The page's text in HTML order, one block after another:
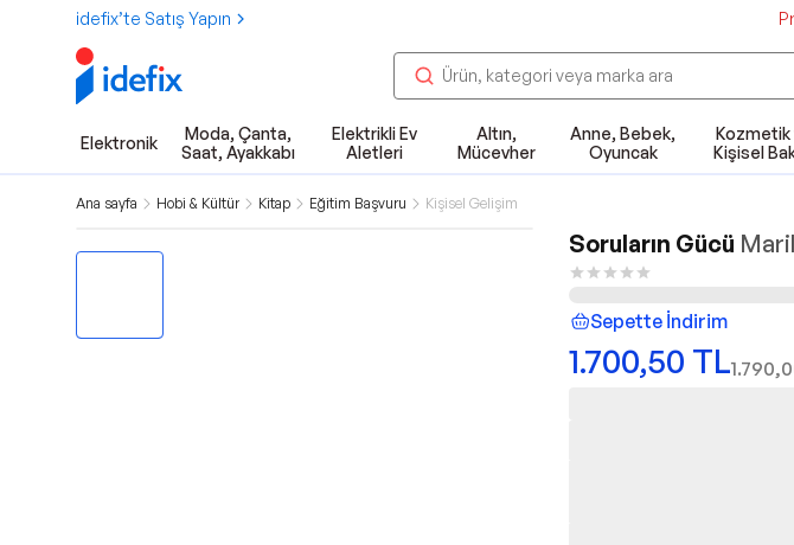
idefix’te Satış Yapın
Elektronik
Moda, Çanta,
Saat, Ayakkabı
Elektrikli Ev
Aletleri
Altın,
Mücevher
Anne, Bebek,
Oyuncak
Kozmetik
Kişisel
Ana sayfa Hobi & Kültür Kitap Eğitim Başvuru Kişisel Gelişim
Soruların Gücü
Sepette İndirim
1.700,50 TL